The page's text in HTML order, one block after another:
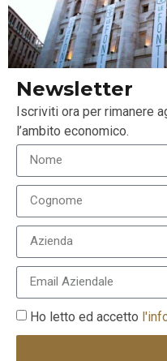
Cash Collect Step-
Inc.UniCredit Bank AG
22 Luglio 2022
Newsletter
Iscriviti ora per rimanere
l’ambito economico.
Ho letto ed accetto